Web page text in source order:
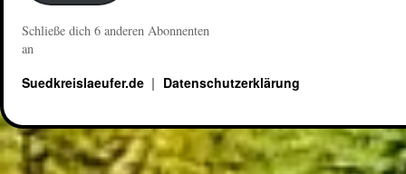
Schließe dich 6 anderen Abonnenten
an
Suedkreislaeufer.de Datenschutzerklärung